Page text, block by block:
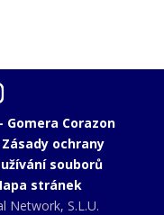
Gomera Corazon
Zásady ochrany
souborů
stránek
Network, S.L.U.